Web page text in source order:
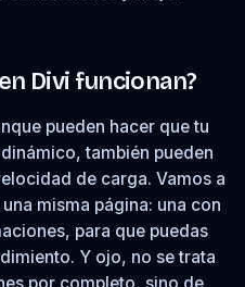
Divi funcionan?
pueden hacer que tu
también pueden
de carga. Vamos a
misma página: una con
para que puedas
Y ojo, no se trata